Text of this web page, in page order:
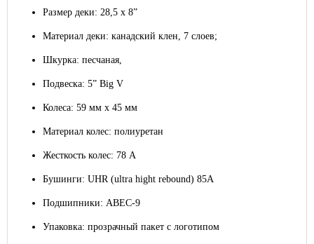
Размер деки: 28,5 x 8”
Материал деки: канадский клен, 7 слоев;
Шкурка: песчаная,
Подвеска: 5” Big V
Колеса: 59 мм x 45 мм
Материал колес: полиуретан
Жесткость колес: 78 A
Бушинги: UHR (ultra hight rebound) 85A
Подшипники: ABEC-9
Упаковка: прозрачный пакет с логотипом